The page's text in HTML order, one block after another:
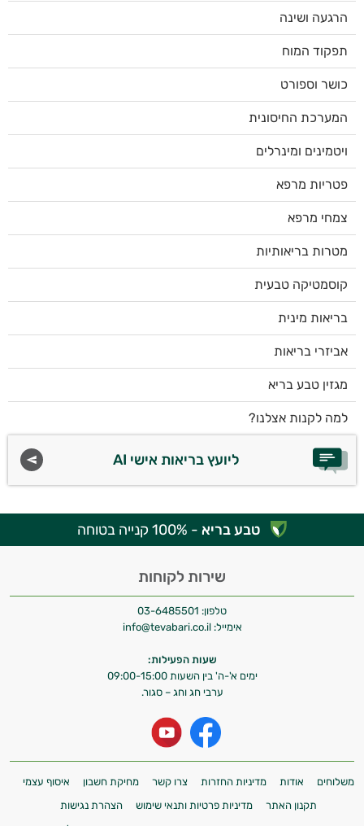
הרגעה ושינה
תפקוד המוח
כושר וספורט
המערכת החיסונית
ויטמינים ומינרלים
פטריות מרפא
צמחי מרפא
מטרות בריאותיות
קוסמטיקה טבעית
בריאות מינית
אביזרי בריאות
מגזין טבע בריא
למה לקנות אצלנו?
ליועץ בריאות אישי AI
טבע בריא - 100% קנייה בטוחה
שירות לקוחות
טלפון: 03-6485501
אימייל: info@tevabari.co.il
שעות הפעילות:
ימים א'-ה' בין השעות 09:00-15:00
ערבי חג וחג – סגור.
משלוחים אודות מדיניות החזרות צרו קשר מחיקת חשבון
איסוף עצמי
תקנון האתר
מדיניות פרטיות ותנאי שימוש
הצהרת נגישות